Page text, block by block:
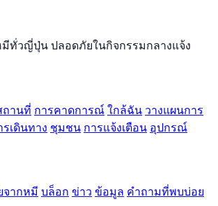
ทั่วญี่ปุ่น ปลอดภัยในกิจกรรมกลางแจ้ง
ถานที่ การคาดการณ์ใกล้ฉัน วางแผนการ
เดินทาง ชุมชน การแจ้งเตือน อุปกรณ์
ากหมี บล็อก ข่าว ข้อมูล คำถามที่พบบ่อย